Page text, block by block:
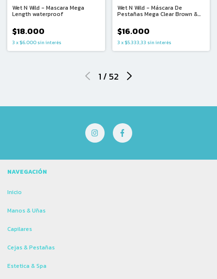
Wet N Wild - Mascara Mega
Length waterproof
$18.000
3 x $6.000 sin interés
Wet N Wild - Máscara De
Pestañas Mega Clear Brown &
$16.000
3 x $5.333,33 sin interés
1 / 52
NAVEGACIÓN
Inicio
Manos & Uñas
Capilares
Cejas & Pestañas
Estetica & Spa